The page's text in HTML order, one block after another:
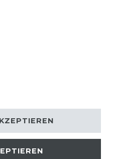
Rechte vorbehalten.